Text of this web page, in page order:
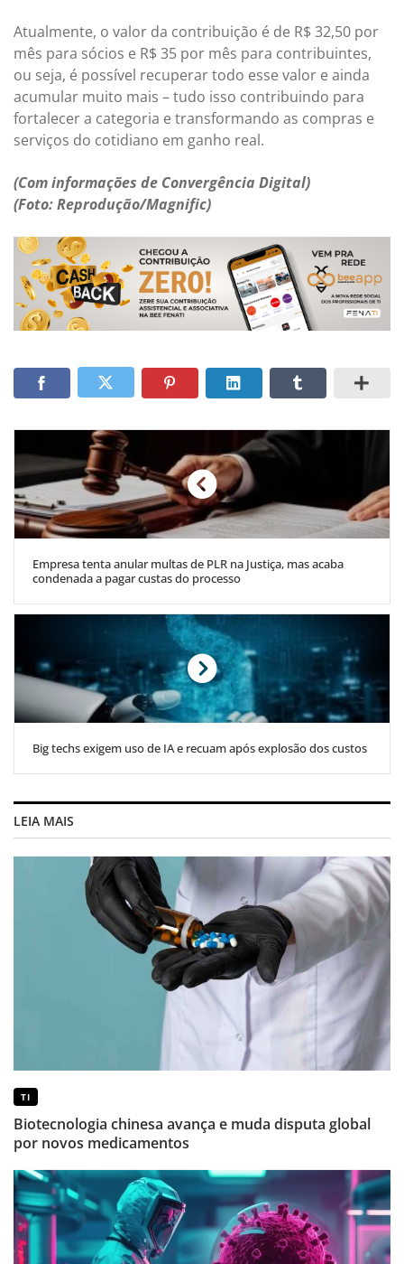
Atualmente, o valor da contribuição é de R$ 32,50 por
mês para sócios e R$ 35 por mês para contribuintes,
ou seja, é possível recuperar todo esse valor e ainda
acumular muito mais – tudo isso contribuindo para
fortalecer a categoria e transformando as compras e
serviços do cotidiano em ganho real.
(Com informações de Convergência Digital)
(Foto: Reprodução/Magnific)
Empresa tenta anular multas de PLR na Justiça, mas acaba
condenada a pagar custas do processo
Big techs exigem uso de IA e recuam após explosão dos custos
LEIA MAIS
TI
Biotecnologia chinesa avança e muda disputa global
por novos medicamentos